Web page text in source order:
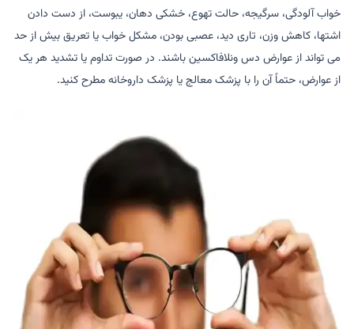
خواب آلودگی، سرگیجه، حالت تهوع، خشکی دهان، یبوست، از دست دادن
اشتها، کاهش وزن، تاری دید، عصبی بودن، مشکل خواب یا تعریق بیش از حد
می تواند از عوارض دس ونلافاکسین باشند. در صورت تداوم یا تشدید هر یک
از عوارض، حتماً آن را با پزشک معالج یا پزشک داروخانه مطرح کنید.